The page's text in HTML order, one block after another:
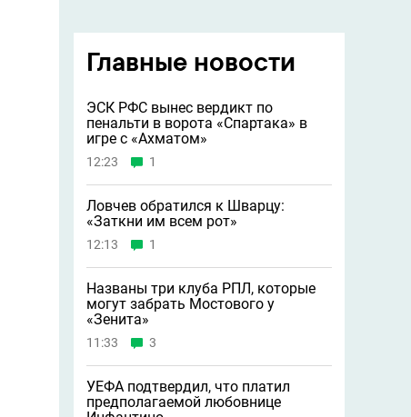
Главные новости
ЭСК РФС вынес вердикт по
пенальти в ворота «Спартака» в
игре с «Ахматом»
12:23 1
Ловчев обратился к Шварцу:
«Заткни им всем рот»
12:13 1
Названы три клуба РПЛ, которые
могут забрать Мостового у
«Зенита»
11:33 3
УЕФА подтвердил, что платил
предполагаемой любовнице